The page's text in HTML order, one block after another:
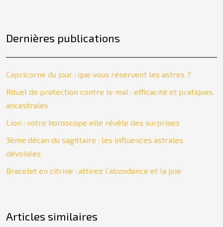
Dernières publications
Capricorne du jour : que vous réservent les astres ?
Rituel de protection contre le mal : efficacité et pratiques
ancestrales
Lion : votre horoscope elle révèle des surprises
3ème décan du sagittaire : les influences astrales
dévoilées
Bracelet en citrine : attirez l’abondance et la joie
Articles similaires